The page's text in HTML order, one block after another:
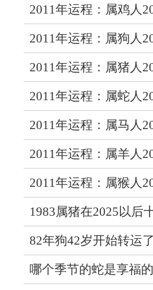
2011年运程：属鸡人
2011年运程：属狗人
2011年运程：属猪人
2011年运程：属蛇人
2011年运程：属马人
2011年运程：属羊人
2011年运程：属猴人
1983属猪在2025以后
人未来十年运气
82年狗42岁开始转运
年运势走向如何
哪个季节的蛇是享福